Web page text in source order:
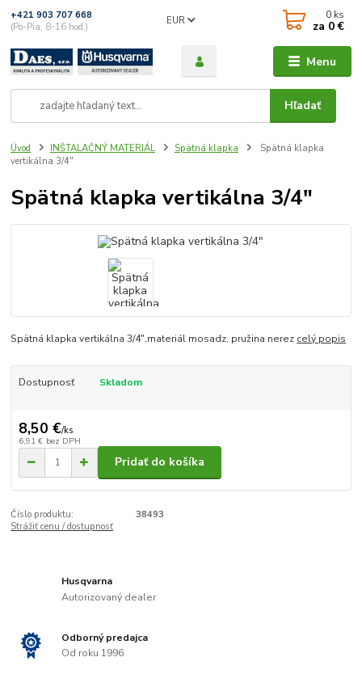
Menu
EUR
Hľadať
+421 903 707 668
(Po-Pia, 8-16 hod.)
0 ks
za 0 €
Úvod INŠTALAČNÝ MATERIÁL Spätná klapka
Spätná klapka
vertikálna 3/4"
Spätná klapka vertikálna 3/4"
Spätná klapka vertikálna 3/4",materiál mosadz, pružina nerez celý popis
Dostupnosť Skladom
8,50 €/ks
6,91 € bez DPH
Pridať do košíka
Číslo produktu:
38493
Strážiť cenu / dostupnosť
Husqvarna
Autorizovaný dealer
Odborný predajca
Od roku 1996